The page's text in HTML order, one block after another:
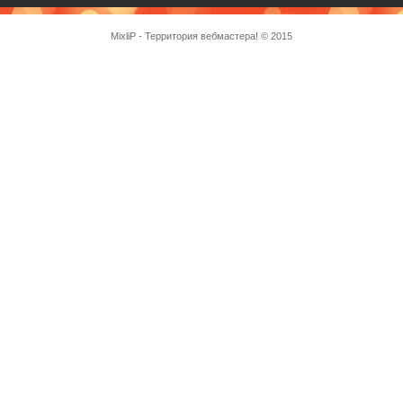
MixliP - Территория вебмастера! © 2015